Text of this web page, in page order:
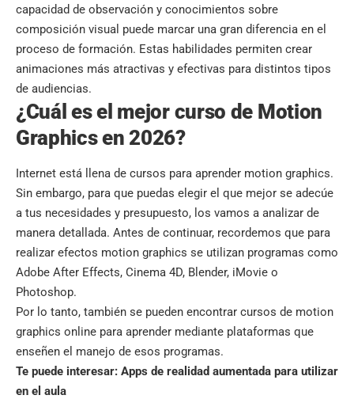
capacidad de observación y conocimientos sobre
composición visual puede marcar una gran diferencia en el
proceso de formación. Estas habilidades permiten crear
animaciones más atractivas y efectivas para distintos tipos
de audiencias.
¿Cuál es el mejor curso de Motion
Graphics en 2026?
Internet está llena de cursos para aprender motion graphics.
Sin embargo, para que puedas elegir el que mejor se adecúe
a tus necesidades y presupuesto, los vamos a analizar de
manera detallada. Antes de continuar, recordemos que para
realizar efectos motion graphics se utilizan programas como
Adobe After Effects, Cinema 4D, Blender, iMovie o
Photoshop.
Por lo tanto, también se pueden encontrar cursos de motion
graphics online para aprender mediante plataformas que
enseñen el manejo de esos programas.
Te puede interesar: Apps de realidad aumentada para utilizar
en el aula